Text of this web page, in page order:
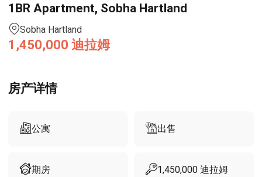
1BR Apartment, Sobha Hartland
Sobha Hartland
1,450,000 迪拉姆
房产详情
公寓 出售
期房 1,450,000 迪拉姆